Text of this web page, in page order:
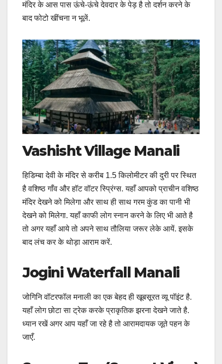
मंदिर के आस पास ऊंचे-ऊंचे देवदार के पेड़ है तो दर्शन करने के
बाद फोटो खींचना न भूलें.
Vashisht Village Manali
हिडिम्बा देवी के मंदिर से करीब 1.5 किलोमीटर की दुरी पर स्थित
है वशिष्ठ गाँव और हॉट वॉटर स्प्रिंग्स. यहाँ आपको प्राचीन वशिष्ठ
मंदिर देखने को मिलेगा और साथ ही साथ गरम कुंड का पानी भी
देखने को मिलेगा. यहाँ काफी लोग स्नान करने के लिए भी आते है
तो अगर यहाँ आये तो अपने साथ तौलिया जरूर लेके आयें. इसके
बाद लंच कर के थोड़ा आराम करें.
Jogini Waterfall Manali
जोगिनि वॉटरफॉल मनाली का एक बेहद ही खूबसूरत व्यू पॉइंट है.
यहाँ लोग छोटा सा ट्रेक करके प्राकृतिक झरना देखने जाते है.
ध्यान रखें अगर आप यहाँ जा रहे है तो आरामदायक जूते पहन के
जाएँ.